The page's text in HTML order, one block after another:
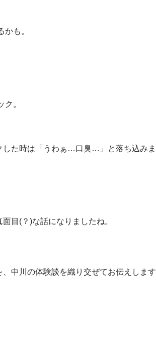
も。
。
した時は「うわぁ…口臭…」と落ち込みま
目(？)な話になりましたね。
中川の体験談を織り交ぜてお伝えします